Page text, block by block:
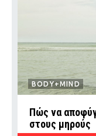
BODY+MIND
Πώς να
στους μηρούς